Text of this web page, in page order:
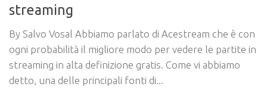
streaming
By Salvo Vosal Abbiamo parlato di Acestream che è con
ogni probabilità il migliore modo per vedere le partite in
streaming in alta definizione gratis. Come vi abbiamo
detto, una delle principali fonti di...